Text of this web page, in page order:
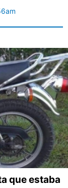
que estaba